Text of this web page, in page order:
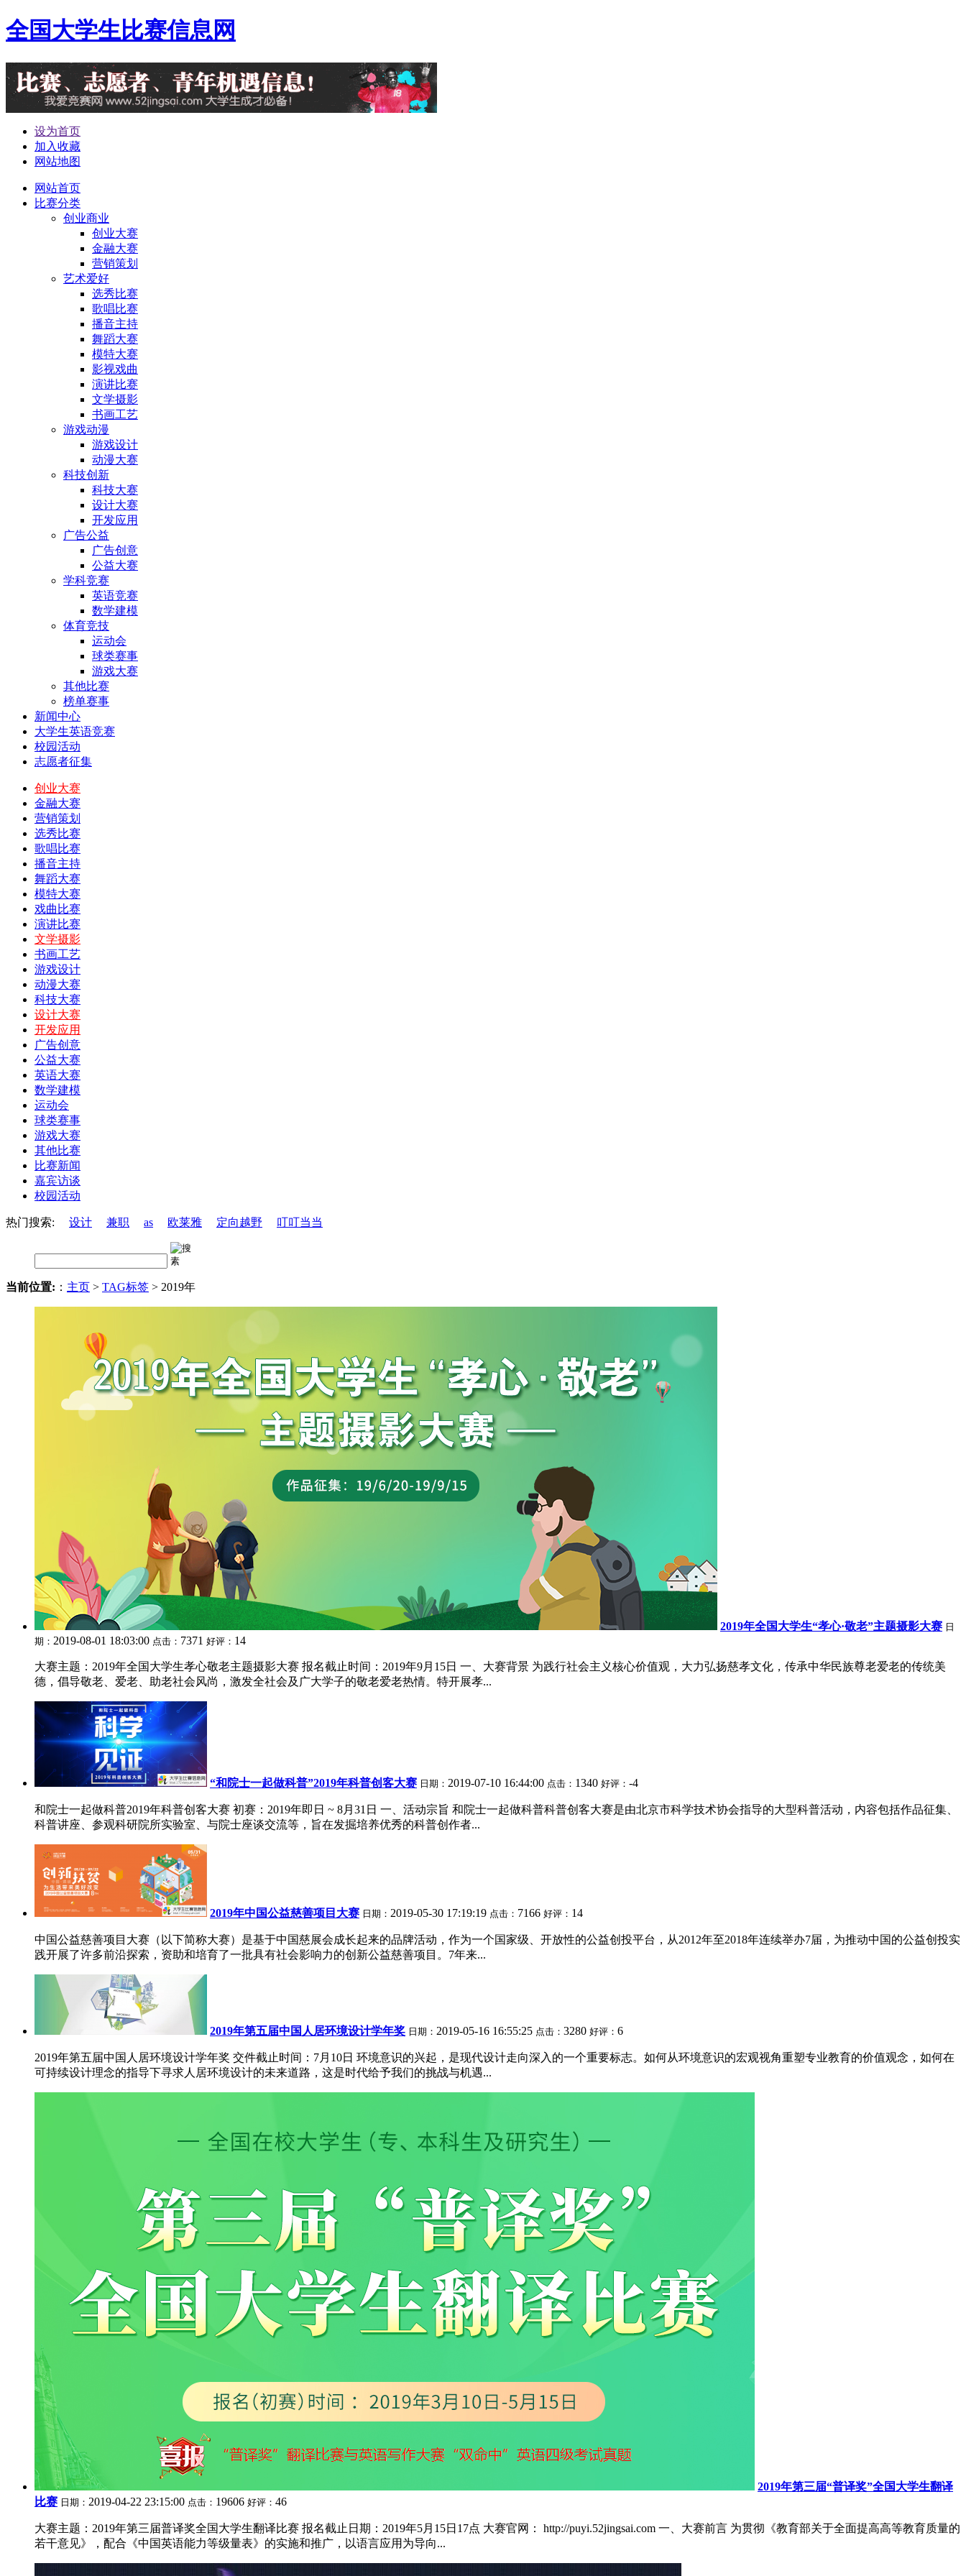
全国大学生比赛信息网
设为首页
加入收藏
网站地图
网站首页
比赛分类
创业商业
创业大赛
金融大赛
营销策划
艺术爱好
选秀比赛
歌唱比赛
播音主持
舞蹈大赛
模特大赛
影视戏曲
演讲比赛
文学摄影
书画工艺
游戏动漫
游戏设计
动漫大赛
科技创新
科技大赛
设计大赛
开发应用
广告公益
广告创意
公益大赛
学科竞赛
英语竞赛
数学建模
体育竞技
运动会
球类赛事
游戏大赛
其他比赛
榜单赛事
新闻中心
大学生英语竞赛
校园活动
志愿者征集
创业大赛
金融大赛
营销策划
选秀比赛
歌唱比赛
播音主持
舞蹈大赛
模特大赛
戏曲比赛
演讲比赛
文学摄影
书画工艺
游戏设计
动漫大赛
科技大赛
设计大赛
开发应用
广告创意
公益大赛
英语大赛
数学建模
运动会
球类赛事
游戏大赛
其他比赛
比赛新闻
嘉宾访谈
校园活动
热门搜索: 设计 兼职 as 欧莱雅 定向越野 叮叮当当
当前位置: ： 主页 > TAG标签 > 2019年
2019年全国大学生“孝心·敬老”主题摄影大赛 日
期： 2019-08-01 18:03:00 点击： 7371 好评： 14
大赛主题：2019年全国大学生孝心敬老主题摄影大赛 报名截止时间：2019年9月15日 一、大赛背景 为践行社会主义核心价值观，大力弘扬慈孝文化，传承中华民族尊老爱老的传统美
德，倡导敬老、爱老、助老社会风尚，激发全社会及广大学子的敬老爱老热情。特开展孝...
“和院士一起做科普”2019年科普创客大赛 日期： 2019-07-10 16:44:00 点击： 1340 好评： -4
和院士一起做科普2019年科普创客大赛 初赛：2019年即日 ~ 8月31日 一、活动宗旨 和院士一起做科普科普创客大赛是由北京市科学技术协会指导的大型科普活动，内容包括作品征集、
科普讲座、参观科研院所实验室、与院士座谈交流等，旨在发掘培养优秀的科普创作者...
2019年中国公益慈善项目大赛 日期： 2019-05-30 17:19:19 点击： 7166 好评： 14
中国公益慈善项目大赛（以下简称大赛）是基于中国慈展会成长起来的品牌活动，作为一个国家级、开放性的公益创投平台，从2012年至2018年连续举办7届，为推动中国的公益创投实
践开展了许多前沿探索，资助和培育了一批具有社会影响力的创新公益慈善项目。7年来...
2019年第五届中国人居环境设计学年奖 日期： 2019-05-16 16:55:25 点击： 3280 好评： 6
2019年第五届中国人居环境设计学年奖 交件截止时间：7月10日 环境意识的兴起，是现代设计走向深入的一个重要标志。如何从环境意识的宏观视角重塑专业教育的价值观念，如何在
可持续设计理念的指导下寻求人居环境设计的未来道路，这是时代给予我们的挑战与机遇...
2019年第三届“普译奖”全国大学生翻译
比赛 日期： 2019-04-22 23:15:00 点击： 19606 好评： 46
大赛主题：2019年第三届普译奖全国大学生翻译比赛 报名截止日期：2019年5月15日17点 大赛官网： http://puyi.52jingsai.com 一、大赛前言 为贯彻《教育部关于全面提高高等教育质量的
若干意见》，配合《中国英语能力等级量表》的实施和推广，以语言应用为导向...